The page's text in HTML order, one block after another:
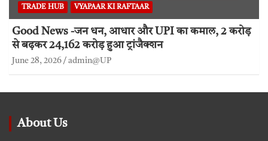
TRADE HUB VYAPAAR KI RAFTAAR
Good News -जन धन, आधार और UPI का कमाल, 2 करोड़
से बढ़कर 24,162 करोड़ हुआ ट्रांजैक्शन
June 28, 2026 admin@UP
About Us